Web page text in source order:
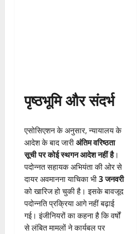
पृष्ठभूमि और संदर्भ
एसोसिएशन के अनुसार, न्यायालय के
आदेश के बाद जारीअंतिम वरिष्ठता
सूची पर कोई स्थगन आदेश नहीं है।
पदोन्नत सहायक अभियंता की ओर से
दायर अवमानना याचिका भी3 जनवरी
को खारिज हो चुकी है। इसके बावजूद
पदोन्नति प्रक्रिया आगे नहीं बढ़ाई
गई। इंजीनियरों का कहना है कि वर्षों
से लंबित मामलों ने कार्यबल पर